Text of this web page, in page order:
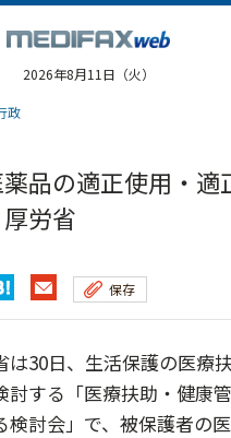
2026年8月11日（火）
政
品の適正使用・適
労省
保存
30日、生活保護の医療
討する「医療扶助・健康
検討会」で、被保護者の